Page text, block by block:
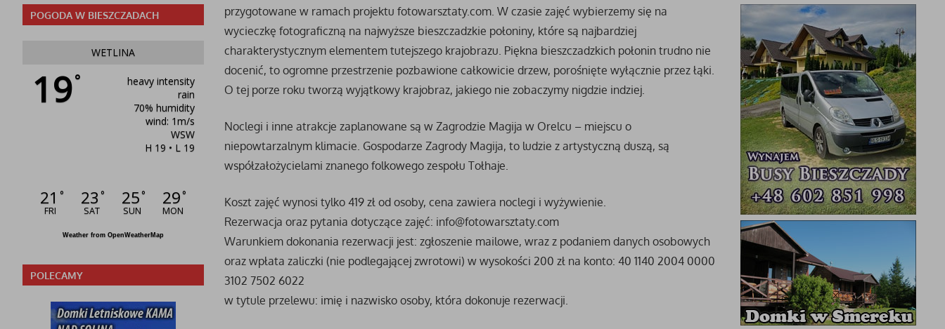
przygotowane w ramach projektu fotowarsztaty.com. W czasie zajęć wybierzemy się na
wycieczkę fotograficzną na najwyższe bieszczadzkie połoniny, które są najbardziej
charakterystycznym elementem tutejszego krajobrazu. Piękna bieszczadzkich połonin trudno nie
docenić, to ogromne przestrzenie pozbawione całkowicie drzew, porośnięte wyłącznie przez łąki.
O tej porze roku tworzą wyjątkowy krajobraz, jakiego nie zobaczymy nigdzie indziej.
Noclegi i inne atrakcje zaplanowane są w Zagrodzie Magija w Orelcu – miejscu o
niepowtarzalnym klimacie. Gospodarze Zagrody Magija, to ludzie z artystyczną duszą, są
współzałożycielami znanego folkowego zespołu Tołhaje.
Koszt zajęć wynosi tylko 419 zł od osoby, cena zawiera noclegi i wyżywienie.
Rezerwacja oraz pytania dotyczące zajęć: info@fotowarsztaty.com
Warunkiem dokonania rezerwacji jest: zgłoszenie mailowe, wraz z podaniem danych osobowych
oraz wpłata zaliczki (nie podlegającej zwrotowi) w wysokości 200 zł na konto: 40 1140 2004 0000
3102 7502 6022
w tytule przelewu: imię i nazwisko osoby, która dokonuje rezerwacji.
POGODA W BIESZCZADACH
WETLINA
19°
heavy intensity
rain
70% humidity
wind: 1m/s
WSW
H 19 • L 19
21 °
FRI
23 °
SAT
25°
SUN
29°
MON
Weather from OpenWeatherMap
POLECAMY